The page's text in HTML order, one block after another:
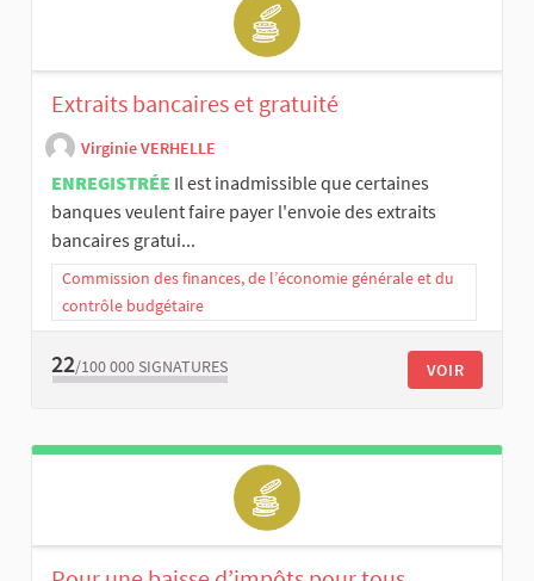
Extraits bancaires et gratuité
Virginie VERHELLE
ENREGISTRÉE Il est inadmissible que certaines
banques veulent faire payer l'envoie des extraits
bancaires gratui...
Commission des finances, de l’économie générale et du
contrôle budgétaire
22/100 000 SIGNATURES VOIR